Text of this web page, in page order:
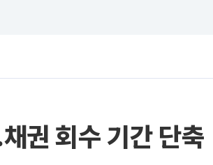
권 회수 기간 단축